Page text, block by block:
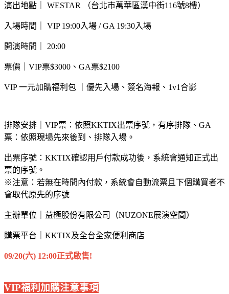
演出地點｜ WESTAR （台北市萬華區漢中街116號8樓）
入場時間 VIP 19:00入場 / GA 19:30入場
開演時間 20:00
票價｜VIP票$3000、GA票$2100
VIP 一元加購福利包 ｜優先入場、簽名海報、1v1合影
排隊安排｜VIP票：依照KKTIX出票序號，有序排隊、GA
票：依照現場先來後到、排隊入場。
出票序號：KKTIX確認用戶付款成功後，系統會通知正式出
票的序號。
※注意：若無在時間內付款，系統會自動流票且下個購買者不
會取代原先的序號
主辦單位｜ 益極股份有限公司（NUZONE展演空間）
購票平台｜KKTIX及全台全家便利商店
09/20(六) 12:00正式啟售!
VIP福利加購注意事項